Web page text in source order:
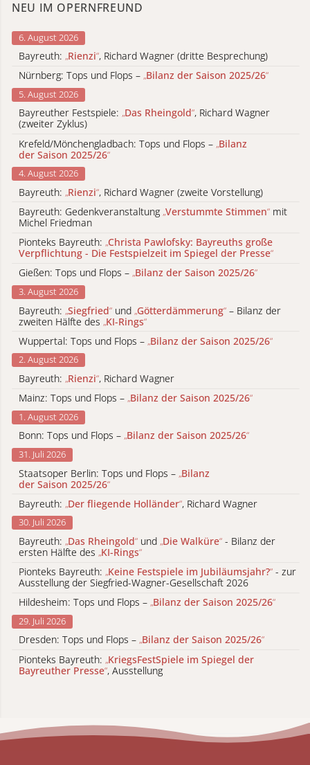
NEU IM OPERNFREUND
6. August 2026
Bayreuth: „Rienzi“, Richard Wagner (dritte Besprechung)
Nürnberg: Tops und Flops – „Bilanz der Saison 2025/26“
5. August 2026
Bayreuther Festspiele: „Das Rheingold“, Richard Wagner
(zweiter Zyklus)
Krefeld/Mönchengladbach: Tops und Flops – „Bilanz
der Saison 2025/26“
4. August 2026
Bayreuth: „Rienzi“, Richard Wagner (zweite Vorstellung)
Bayreuth: Gedenkveranstaltung „Verstummte Stimmen“ mit
Michel Friedman
Pionteks Bayreuth: „Christa Pawlofsky: Bayreuths große
Verpflichtung - Die Festspielzeit im Spiegel der Presse“
Gießen: Tops und Flops – „Bilanz der Saison 2025/26“
3. August 2026
Bayreuth: „Siegfried“ und „Götterdämmerung“ – Bilanz der
zweiten Hälfte des „KI-Rings“
Wuppertal: Tops und Flops – „Bilanz der Saison 2025/26“
2. August 2026
Bayreuth: „Rienzi“, Richard Wagner
Mainz: Tops und Flops – „Bilanz der Saison 2025/26“
1. August 2026
Bonn: Tops und Flops – „Bilanz der Saison 2025/26“
31. Juli 2026
Staatsoper Berlin: Tops und Flops – „Bilanz
der Saison 2025/26“
Bayreuth: „Der fliegende Holländer“, Richard Wagner
30. Juli 2026
Bayreuth: „Das Rheingold“ und „Die Walküre“ - Bilanz der
ersten Hälfte des „KI-Rings“
Pionteks Bayreuth: „Keine Festspiele im Jubiläumsjahr?“ - zur
Ausstellung der Siegfried-Wagner-Gesellschaft 2026
Hildesheim: Tops und Flops – „Bilanz der Saison 2025/26“
29. Juli 2026
Dresden: Tops und Flops – „Bilanz der Saison 2025/26“
Pionteks Bayreuth: „KriegsFestSpiele im Spiegel der
Bayreuther Presse“, Ausstellung